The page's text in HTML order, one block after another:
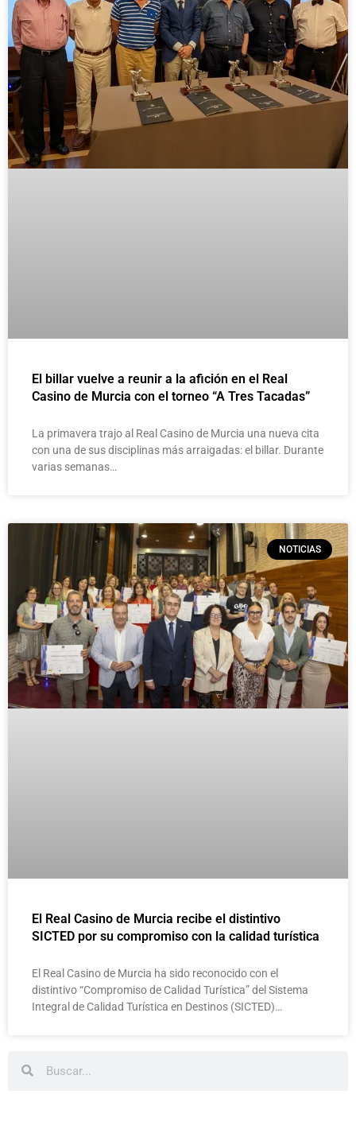
El billar vuelve a reunir a la afición en el Real
Casino de Murcia con el torneo “A Tres Tacadas”
La primavera trajo al Real Casino de Murcia una nueva cita
con una de sus disciplinas más arraigadas: el billar. Durante
varias semanas…
NOTICIAS
El Real Casino de Murcia recibe el distintivo
SICTED por su compromiso con la calidad turística
El Real Casino de Murcia ha sido reconocido con el
distintivo “Compromiso de Calidad Turística” del Sistema
Integral de Calidad Turística en Destinos (SICTED)…